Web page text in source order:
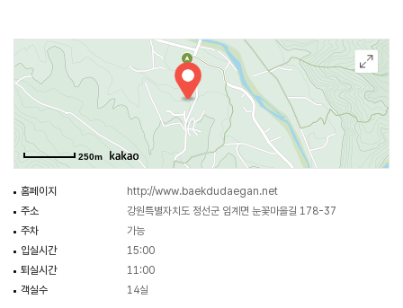
250m
홈페이지
http://www.baekdudaegan.net
주소
강원특별자치도 정선군 임계면 눈꽃마을길 178-37
주차
가능
입실시간
15:00
퇴실시간
11:00
객실수
14실